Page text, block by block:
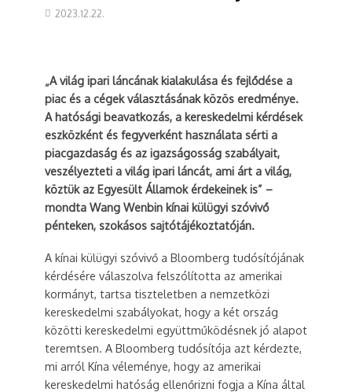
2023.12.22.
„A világ ipari láncának kialakulása és fejlődése a
piac és a cégek választásának közös eredménye.
A hatósági beavatkozás, a kereskedelmi kérdések
eszközként és fegyverként használata sérti a
piacgazdaság és az igazságosság szabályait,
veszélyezteti a világ ipari láncát, ami árt a világ,
köztük az Egyesült Államok érdekeinek is” –
mondta Wang Wenbin kínai külügyi szóvivő
pénteken, szokásos sajtótájékoztatóján.
A kínai külügyi szóvivő a Bloomberg tudósítójának
kérdésére válaszolva felszólította az amerikai
kormányt, tartsa tiszteletben a nemzetközi
kereskedelmi szabályokat, hogy a két ország
közötti kereskedelmi együttműködésnek jó alapot
teremtsen. A Bloomberg tudósítója azt kérdezte,
mi arról Kína véleménye, hogy az amerikai
kereskedelmi hatóság ellenőrizni fogja a Kína által